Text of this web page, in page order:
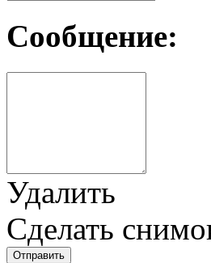
Сообщение:
Удалить
Сделать
Отправить